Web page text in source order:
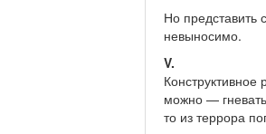
Но представить
невыносимо.
V.
можно —
то из террора